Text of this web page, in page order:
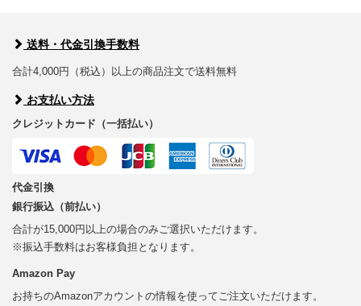
送料・代金引換手数料
合計4,000円（税込）以上の商品注文で送料無料
お支払い方法
クレジットカード（一括払い）
代金引換
銀行振込（前払い）
合計が15,000円以上の場合のみご選択いただけます。
※振込手数料はお客様負担となります。
Amazon Pay
お持ちのAmazonアカウントの情報を使ってご注文いただけます。